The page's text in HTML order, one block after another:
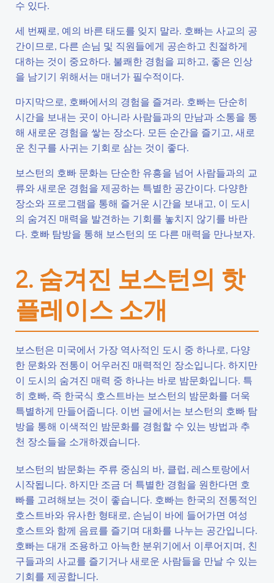
수 있다.
세 번째로, 예의 바른 태도를 잊지 말라. 호빠는 사교의 공
간이므로, 다른 손님 및 직원들에게 공손하고 친절하게
대하는 것이 중요하다. 불쾌한 경험을 피하고, 좋은 인상
을 남기기 위해서는 매너가 필수적이다.
마지막으로, 호빠에서의 경험을 즐겨라. 호빠는 단순히
시간을 보내는 곳이 아니라 사람들과의 만남과 소통을 통
해 새로운 경험을 쌓는 장소다. 모든 순간을 즐기고, 새로
운 친구를 사귀는 기회로 삼는 것이 좋다.
보스턴의 호빠 문화는 단순한 유흥을 넘어 사람들과의 교
류와 새로운 경험을 제공하는 특별한 공간이다. 다양한
장소와 프로그램을 통해 즐거운 시간을 보내고, 이 도시
의 숨겨진 매력을 발견하는 기회를 놓치지 않기를 바란
다. 호빠 탐방을 통해 보스턴의 또 다른 매력을 만나보자.
2. 숨겨진 보스턴의 핫
플레이스 소개
보스턴은 미국에서 가장 역사적인 도시 중 하나로, 다양
한 문화와 전통이 어우러진 매력적인 장소입니다. 하지만
이 도시의 숨겨진 매력 중 하나는 바로 밤문화입니다. 특
히 호빠, 즉 한국식 호스트바는 보스턴의 밤문화를 더욱
특별하게 만들어줍니다. 이번 글에서는 보스턴의 호빠 탐
방을 통해 이색적인 밤문화를 경험할 수 있는 방법과 추
천 장소들을 소개하겠습니다.
보스턴의 밤문화는 주류 중심의 바, 클럽, 레스토랑에서
시작됩니다. 하지만 조금 더 특별한 경험을 원한다면 호
빠를 고려해보는 것이 좋습니다. 호빠는 한국의 전통적인
호스트바와 유사한 형태로, 손님이 바에 들어가면 여성
호스트와 함께 음료를 즐기며 대화를 나누는 공간입니다.
호빠는 대개 조용하고 아늑한 분위기에서 이루어지며, 친
구들과의 사교를 즐기거나 새로운 사람들을 만날 수 있는
기회를 제공합니다.